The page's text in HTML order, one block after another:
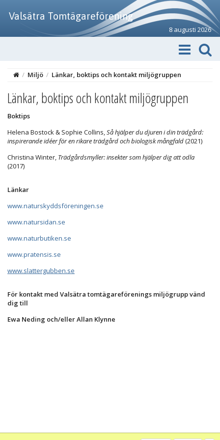
Valsätra Tomtägareförening
8 augusti 2026
/ Miljö / Länkar, boktips och kontakt miljögruppen
Länkar, boktips och kontakt miljögruppen
Boktips
Helena Bostock & Sophie Collins,Så hjälper du djuren i din trädgård:
inspirerande idéer för en rikare trädgård och biologisk mångfald(2021)
Christina Winter, Trädgårdsmyller: insekter som hjälper dig att odla
(2017)
Länkar
www.naturskyddsföreningen.se
www.natursidan.se
www.naturbutiken.se
www.pratensis.se
www.slattergubben.se
För kontakt med Valsätra tomtägareförenings miljögrupp vänd
dig till
Ewa Neding och/eller Allan Klynne